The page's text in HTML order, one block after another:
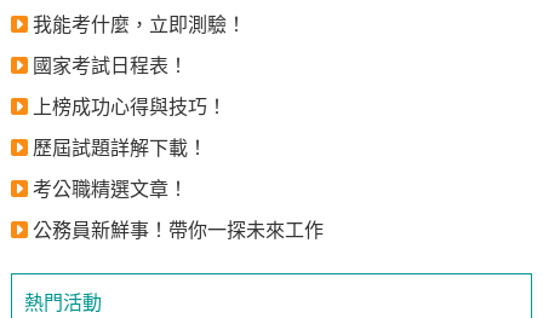
我能考什麼，立即測驗！
國家考試日程表！
上榜成功心得與技巧！
歷屆試題詳解下載！
考公職精選文章！
公務員新鮮事！帶你一探未來工作
熱門活動